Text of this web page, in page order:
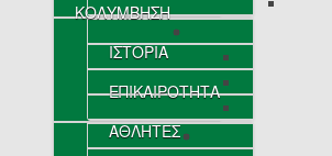
ΚΟΛΥΜΒΗΣΗ
ΙΣΤΟΡΙΑ
ΕΠΙΚΑΙΡΟΤΗΤΑ
ΑΘΛΗΤΕΣ